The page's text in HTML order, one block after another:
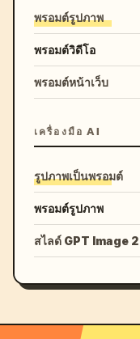
พรอมต์รูปภาพ
พรอมต์วิดีโอ
พรอมต์หน้าเว็บ
เครื่องมือ AI
รูปภาพเป็นพรอมต์
พรอมต์รูปภาพ
สไลด์ GPT Image 2